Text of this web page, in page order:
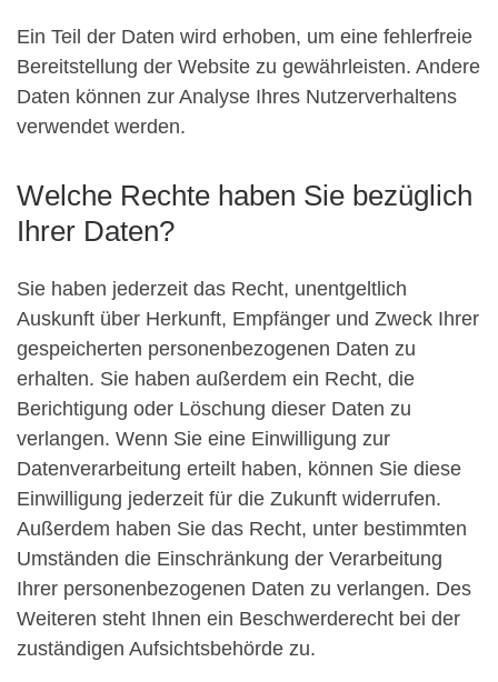
Ein Teil der Daten wird erhoben, um eine fehlerfreie
Bereitstellung der Website zu gewährleisten. Andere
Daten können zur Analyse Ihres Nutzerverhaltens
verwendet werden.
Welche Rechte haben Sie bezüglich
Ihrer Daten?
Sie haben jederzeit das Recht, unentgeltlich
Auskunft über Herkunft, Empfänger und Zweck Ihrer
gespeicherten personenbezogenen Daten zu
erhalten. Sie haben außerdem ein Recht, die
Berichtigung oder Löschung dieser Daten zu
verlangen. Wenn Sie eine Einwilligung zur
Datenverarbeitung erteilt haben, können Sie diese
Einwilligung jederzeit für die Zukunft widerrufen.
Außerdem haben Sie das Recht, unter bestimmten
Umständen die Einschränkung der Verarbeitung
Ihrer personenbezogenen Daten zu verlangen. Des
Weiteren steht Ihnen ein Beschwerderecht bei der
zuständigen Aufsichtsbehörde zu.